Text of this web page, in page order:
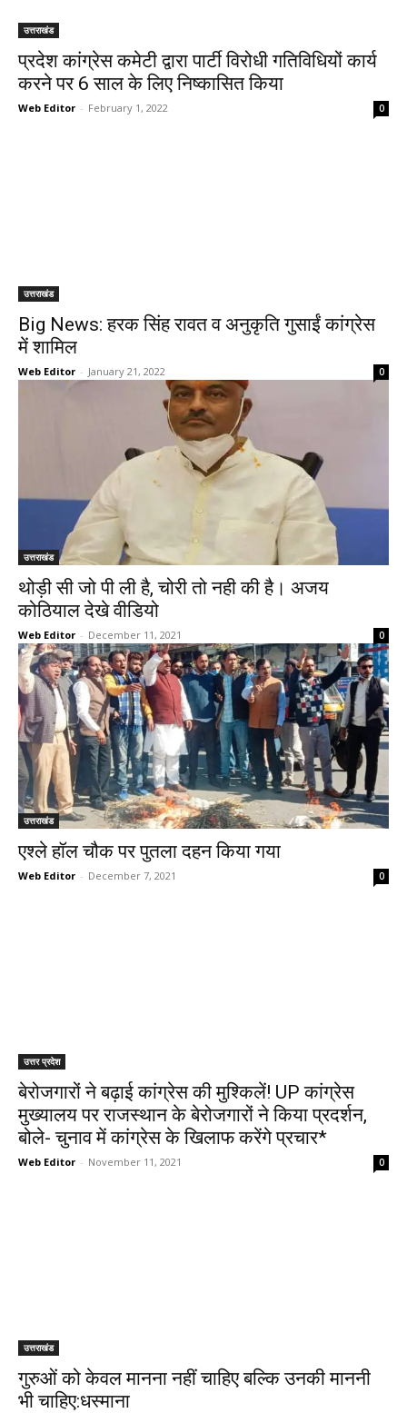
उत्तराखंड
प्रदेश कांग्रेस कमेटी द्वारा पार्टी विरोधी गतिविधियों कार्य
करने पर 6 साल के लिए निष्कासित किया
Web Editor - February 1, 2022 0
उत्तराखंड
Big News: हरक सिंह रावत व अनुकृति गुसाईं कांग्रेस
में शामिल
Web Editor - January 21, 2022 0
उत्तराखंड
थोड़ी सी जो पी ली है, चोरी तो नही की है। अजय
कोठियाल देखे वीडियो
Web Editor - December 11, 2021 0
उत्तराखंड
एश्ले हॉल चौक पर पुतला दहन किया गया
Web Editor - December 7, 2021 0
उत्तर प्रदेश
बेरोजगारों ने बढ़ाई कांग्रेस की मुश्किलें! UP कांग्रेस
मुख्यालय पर राजस्थान के बेरोजगारों ने किया प्रदर्शन,
बोले- चुनाव में कांग्रेस के खिलाफ करेंगे प्रचार*
Web Editor - November 11, 2021 0
उत्तराखंड
गुरुओं को केवल मानना नहीं चाहिए बल्कि उनकी माननी
भी चाहिए:धस्माना